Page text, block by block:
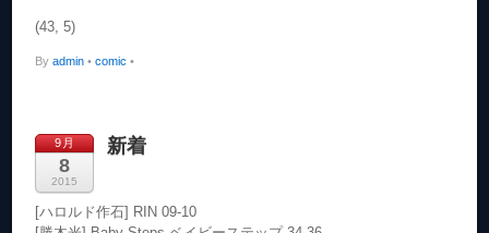
(43, 5)
Byadmin • comic •
9月
8
2015
新着
[ハロルド作石] RIN 09-10